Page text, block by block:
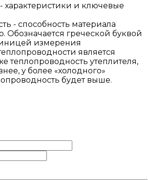
характеристики и ключевые
- способность материала
Обозначается греческой буквой
измерения
является
теплопроводность утеплителя,
у более «холодного»
будет выше.